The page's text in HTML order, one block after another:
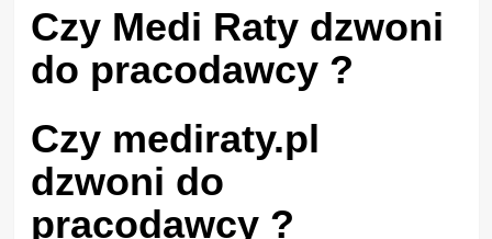
Czy Medi Raty dzwoni
do pracodawcy ?
Czy mediraty.pl
dzwoni do
pracodawcy ?